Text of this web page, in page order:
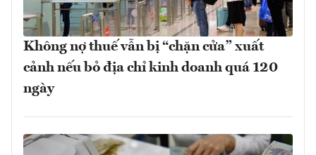
Không nợ thuế vẫn bị “chặn cửa” xuất
cảnh nếu bỏ địa chỉ kinh doanh quá 120
ngày